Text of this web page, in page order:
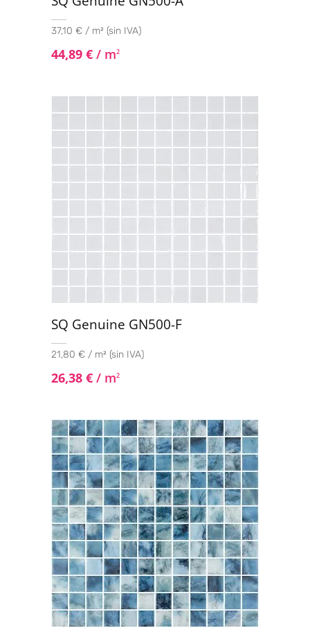
37,10 € / m² (sin IVA)
44,89 € / m2
SQ Genuine GN500-F
21,80 € / m² (sin IVA)
26,38 € / m2